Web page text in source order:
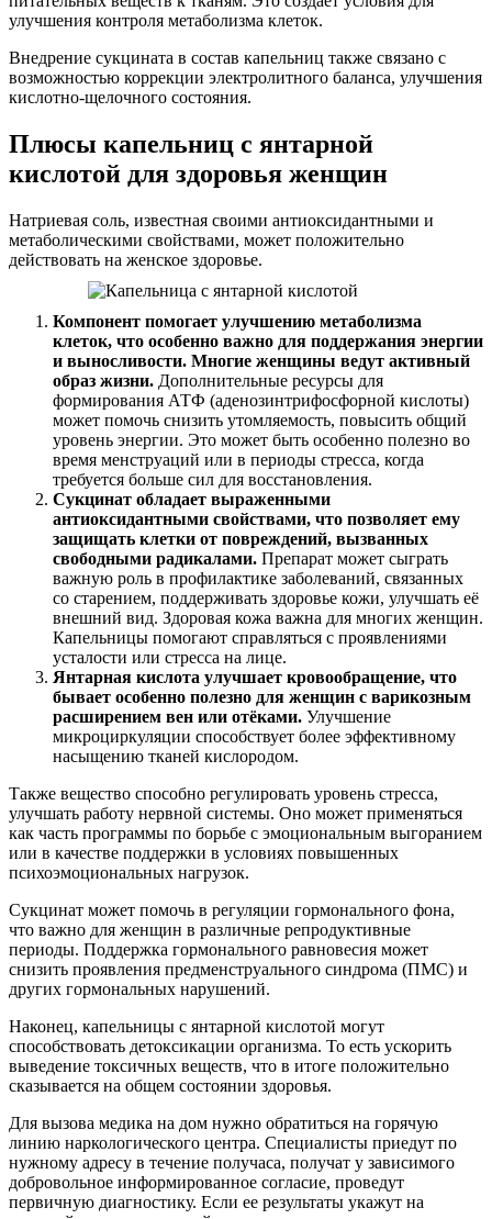
улучшения контроля метаболизма клеток.
Внедрение сукцината в состав капельниц также связано с
возможностью коррекции электролитного баланса, улучшения
кислотно-щелочного состояния.
Плюсы капельниц с янтарной
кислотой для здоровья женщин
Натриевая соль, известная своими антиоксидантными и
метаболическими свойствами, может положительно
действовать на женское здоровье.
Компонент помогает улучшению метаболизма
клеток, что особенно важно для поддержания энергии
и выносливости. Многие женщины ведут активный
образ жизни. Дополнительные ресурсы для
формирования АТФ (аденозинтрифосфорной кислоты)
может помочь снизить утомляемость, повысить общий
уровень энергии. Это может быть особенно полезно во
время менструаций или в периоды стресса, когда
требуется больше сил для восстановления.
Сукцинат обладает выраженными
антиоксидантными свойствами, что позволяет ему
защищать клетки от повреждений, вызванных
свободными радикалами. Препарат может сыграть
важную роль в профилактике заболеваний, связанных
со старением, поддерживать здоровье кожи, улучшать её
внешний вид. Здоровая кожа важна для многих женщин.
Капельницы помогают справляться с проявлениями
усталости или стресса на лице.
Янтарная кислота улучшает кровообращение, что
бывает особенно полезно для женщин с варикозным
расширением вен или отёками. Улучшение
микроциркуляции способствует более эффективному
насыщению тканей кислородом.
Также вещество способно регулировать уровень стресса,
улучшать работу нервной системы. Оно может применяться
как часть программы по борьбе с эмоциональным выгоранием
или в качестве поддержки в условиях повышенных
психоэмоциональных нагрузок.
Сукцинат может помочь в регуляции гормонального фона,
что важно для женщин в различные репродуктивные
периоды. Поддержка гормонального равновесия может
снизить проявления предменструального синдрома (ПМС) и
других гормональных нарушений.
Наконец, капельницы с янтарной кислотой могут
способствовать детоксикации организма. То есть ускорить
выведение токсичных веществ, что в итоге положительно
сказывается на общем состоянии здоровья.
Для вызова медика на дом нужно обратиться на горячую
линию наркологического центра. Специалисты приедут по
нужному адресу в течение получаса, получат у зависимого
добровольное информированное согласие, проведут
первичную диагностику. Если ее результаты укажут на